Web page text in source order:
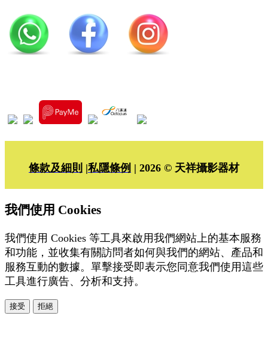
條款及細則 |私隱條例 | 2026 © 天祥攝影器材
我們使用 Cookies
我們使用 Cookies 等工具來啟用我們網站上的基本服務
和功能，並收集有關訪問者如何與我們的網站、產品和
服務互動的數據。單擊接受即表示您同意我們使用這些
工具進行廣告、分析和支持。
接受 拒絕